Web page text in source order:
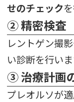
せのチェック
② 精密検査
レントゲン撮
い診断を行いま
③ 治療計画
プレオルソが